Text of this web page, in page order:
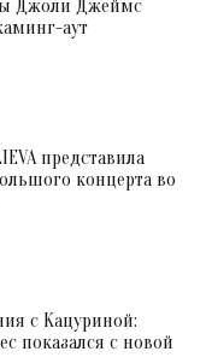
Джоли Джеймс
аут
представила
концерта во
с Кацуриной:
показался с новой